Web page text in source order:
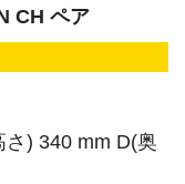
CH ペア
) 340 mm D(奥